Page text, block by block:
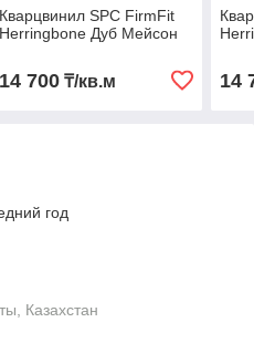
Кварцвинил SPC FirmFit
Herringbone Дуб Мейсон
14 700₸/кв.м 14
год
Казахстан